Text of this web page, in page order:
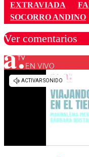
EXTRAVIADA
SOCORRO ANDINO
Ver comentarios
Los comentarios
EN VIVO